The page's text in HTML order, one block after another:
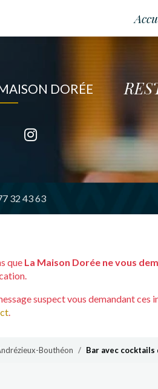
DORÉE
32 43 63
que La Maison Dorée ne vous
suspect vous demandant
.
Bouthéon Bar avec